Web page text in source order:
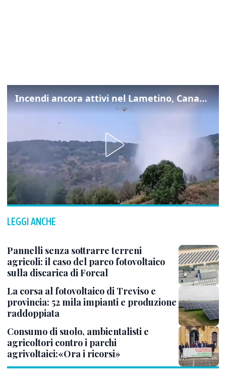
Incendi ancora attivi nel Lametino, Canadair in azione
LEGGI ANCHE
Pannelli senza sottrarre terreni
agricoli: il caso del parco fotovoltaico
sulla discarica di Forcal
La corsa al fotovoltaico di Treviso e
provincia: 52 mila impianti e produzione
raddoppiata
Consumo di suolo, ambientalisti e
agricoltori contro i parchi
agrivoltaici:«Ora i ricorsi»